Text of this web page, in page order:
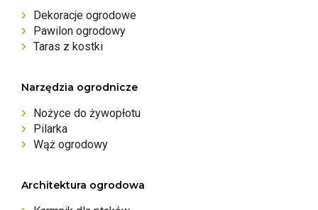
Dekoracje ogrodowe
Pawilon ogrodowy
Taras z kostki
Narzędzia ogrodnicze
Nożyce do żywopłotu
Pilarka
Wąż ogrodowy
Architektura ogrodowa